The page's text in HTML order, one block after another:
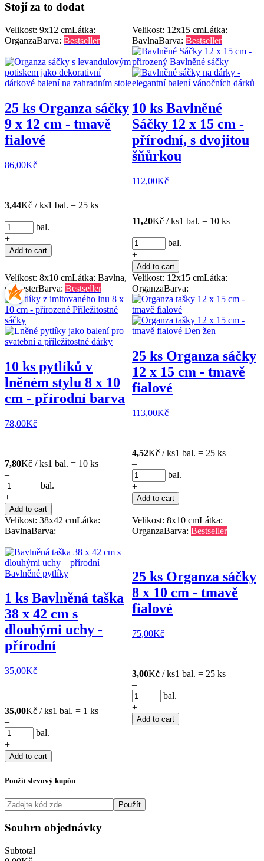
Stojí za to dodat
Velikost: 9x12 cmLátka:
OrganzaBarva: Bestseller
25 ks Organza sáčky
9 x 12 cm - tmavě
fialové
86,00Kč
3,44Kč / ks1 bal. = 25 ks
–
bal.
+
Add to cart
Velikost: 12x15 cmLátka:
BavlnaBarva: Bestseller
10 ks Bavlněné
Sáčky 12 x 15 cm -
přírodní, s dvojitou
šňůrkou
112,00Kč
11,20Kč / ks1 bal. = 10 ks
–
bal.
+
Add to cart
Velikost: 8x10 cmLátka: Bavlna,
polyesterBarva: Bestseller
10 ks pytlíků v
lněném stylu 8 x 10
cm - přírodní barva
78,00Kč
7,80Kč / ks1 bal. = 10 ks
–
bal.
+
Add to cart
Velikost: 12x15 cmLátka:
OrganzaBarva:
25 ks Organza sáčky
12 x 15 cm - tmavě
fialové
113,00Kč
4,52Kč / ks1 bal. = 25 ks
–
bal.
+
Add to cart
Velikost: 38x42 cmLátka:
BavlnaBarva:
1 ks Bavlněná taška
38 x 42 cm s
dlouhými uchy -
přírodní
35,00Kč
35,00Kč / ks1 bal. = 1 ks
–
bal.
+
Add to cart
Velikost: 8x10 cmLátka:
OrganzaBarva: Bestseller
25 ks Organza sáčky
8 x 10 cm - tmavě
fialové
75,00Kč
3,00Kč / ks1 bal. = 25 ks
–
bal.
+
Add to cart
Použít slevový kupón
Použít
Souhrn objednávky
Subtotal